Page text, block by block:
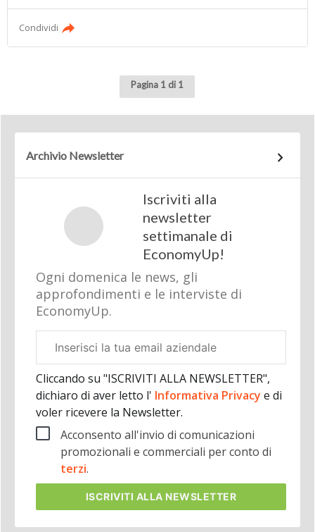
Condividi
Pagina 1 di 1
Archivio Newsletter
Iscriviti alla
newsletter
settimanale di
EconomyUp!
Ogni domenica le news, gli
approfondimenti e le interviste di
EconomyUp.
aziendale
Cliccando su "ISCRIVITI ALLA NEWSLETTER",
dichiaro di aver letto l' Informativa Privacy e di
voler ricevere la Newsletter.
Acconsento all'invio di comunicazioni
promozionali e commerciali per conto di
terzi.
ISCRIVITI ALLA NEWSLETTER